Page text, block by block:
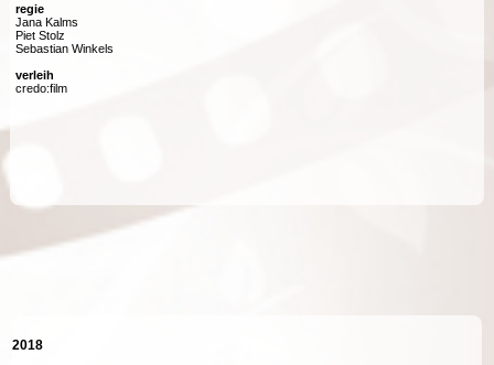
2018
regie
Jana Kalms
Piet Stolz
Sebastian Winkels
verleih
credo:film